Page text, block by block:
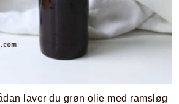
laver du grøn olie med ramsløg